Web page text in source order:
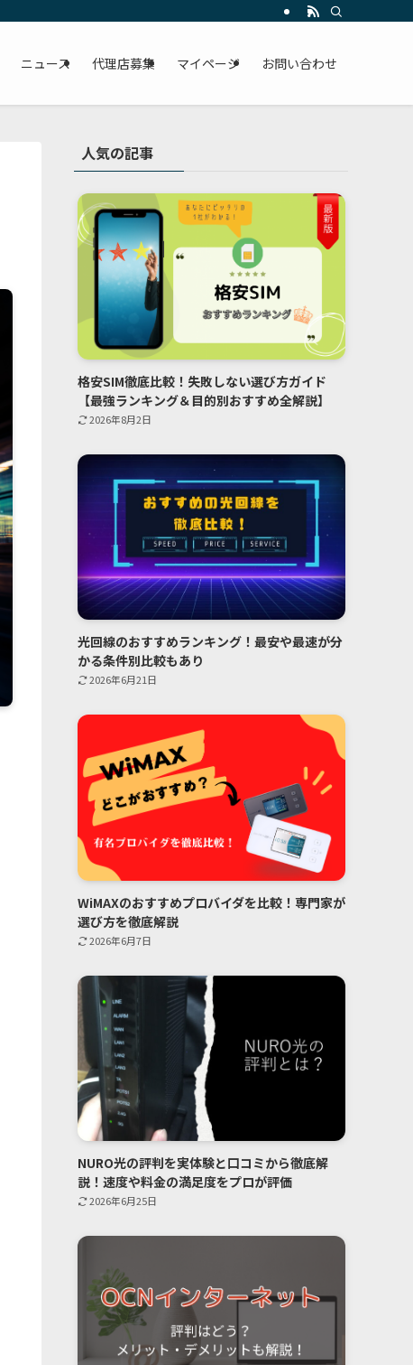
ニュース 代理店募集 マイページ お問い合わせ
人気の記事
格安SIM徹底比較！失敗しない選び方ガイド
【最強ランキング＆目的別おすすめ全解説】
2026年8月2日
光回線のおすすめランキング！最安や最速が分
かる条件別比較もあり
2026年6月21日
WiMAXのおすすめプロバイダを比較！専門家が
選び方を徹底解説
2026年6月7日
NURO光の評判を実体験と口コミから徹底解
説！速度や料金の満足度をプロが評価
2026年6月25日